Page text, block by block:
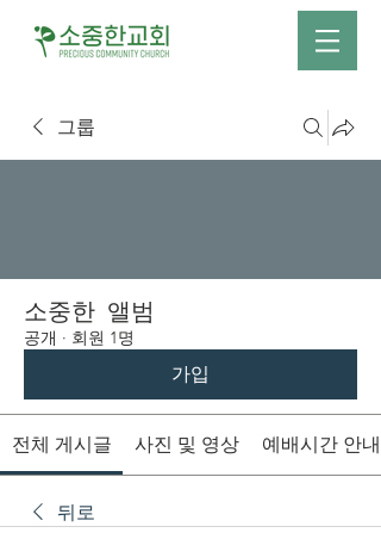
그룹
소중한 앨범
공개 · 회원 1명
가입
전체 게시글 사진 및 영상 예배시간 안내
뒤로